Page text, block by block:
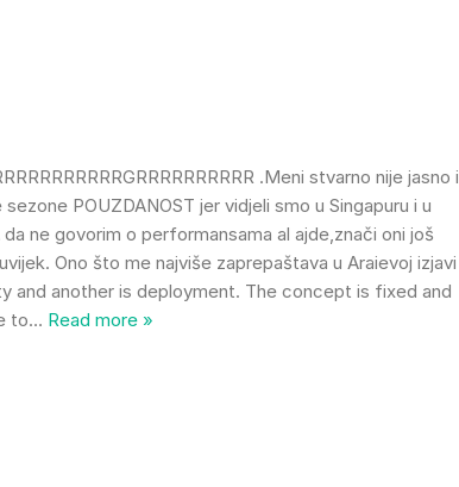
.Meni stvarno nije jasno i
POUZDANOST jer vidjeli smo u Singapuru i u
ne govorim o performansama al ajde,znači oni još
Ono što me najviše zaprepaštava u Araievoj izjavi
and another is deployment. The concept is fixed and
to… Read more »